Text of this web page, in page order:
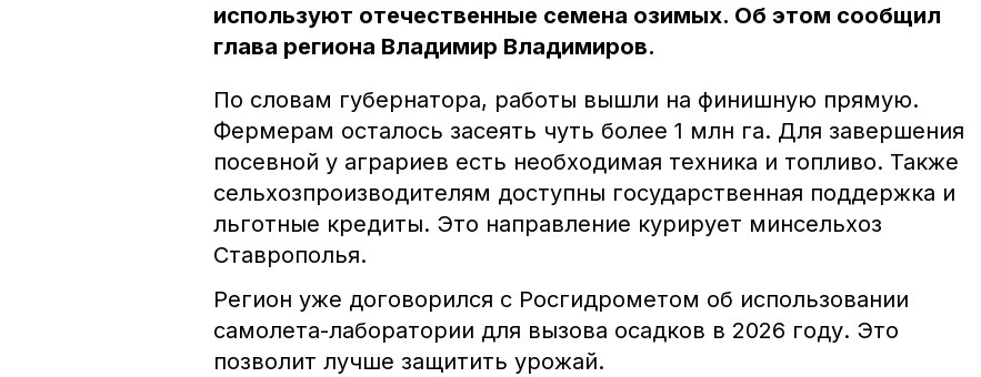
используют отечественные семена озимых. Об этом сообщил
глава региона Владимир Владимиров.
По словам губернатора, работы вышли на финишную прямую.
Фермерам осталось засеять чуть более 1 млн га. Для завершения
посевной у аграриев есть необходимая техника и топливо. Также
сельхозпроизводителям доступны государственная поддержка и
льготные кредиты. Это направление курирует минсельхоз
Ставрополья.
Регион уже договорился с Росгидрометом об использовании
самолета-лаборатории для вызова осадков в 2026 году. Это
позволит лучше защитить урожай.